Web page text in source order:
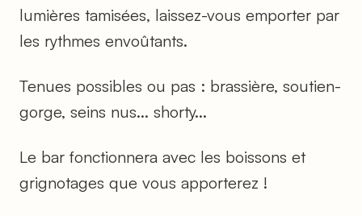
lumières tamisées, laissez-vous emporter par
les rythmes envoûtants.
Tenues possibles ou pas : brassière, soutien-
gorge, seins nus... shorty...
Le bar fonctionnera avec les boissons et
grignotages que vous apporterez !